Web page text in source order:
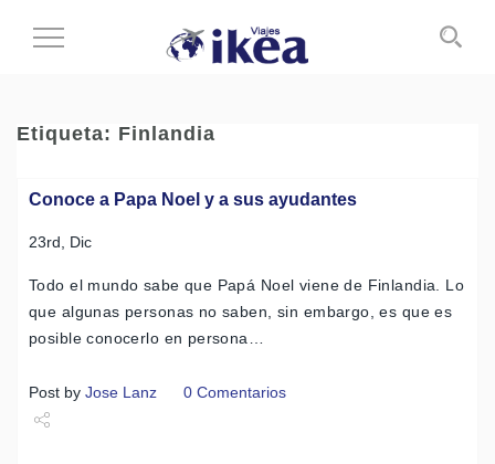
Cambiar
navegación
Etiqueta: Finlandia
Conoce a Papa Noel y a sus ayudantes
23rd, Dic
Todo el mundo sabe que Papá Noel viene de Finlandia. Lo
que algunas personas no saben, sin embargo, es que es
posible conocerlo en persona…
Post by Jose Lanz 0 Comentarios